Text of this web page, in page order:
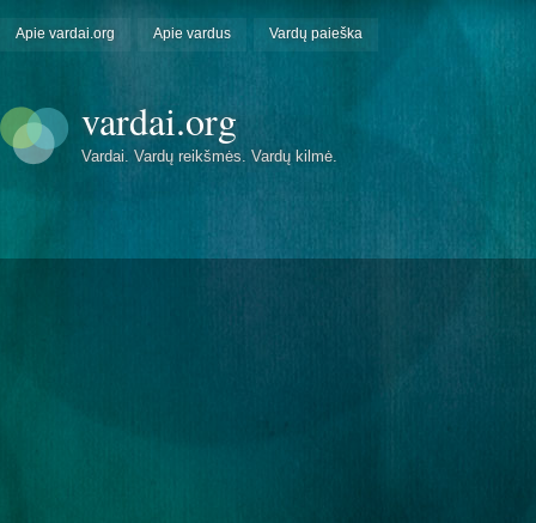
Apie vardai.org Apie vardus Vardų paieška
vardai.org
Vardai. Vardų reikšmės. Vardų kilmė.